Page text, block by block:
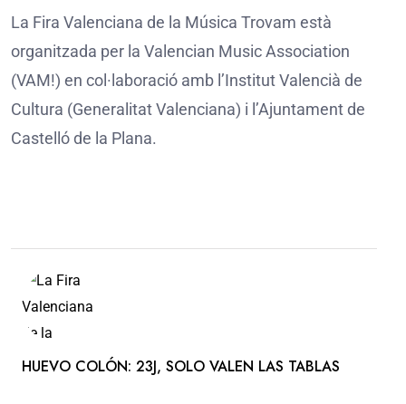
La Fira Valenciana de la Música Trovam està
organitzada per la Valencian Music Association
(VAM!) en col·laboració amb l’Institut Valencià de
Cultura (Generalitat Valenciana) i l’Ajuntament de
Castelló de la Plana.
HUEVO COLÓN: 23J, SOLO VALEN LAS TABLAS